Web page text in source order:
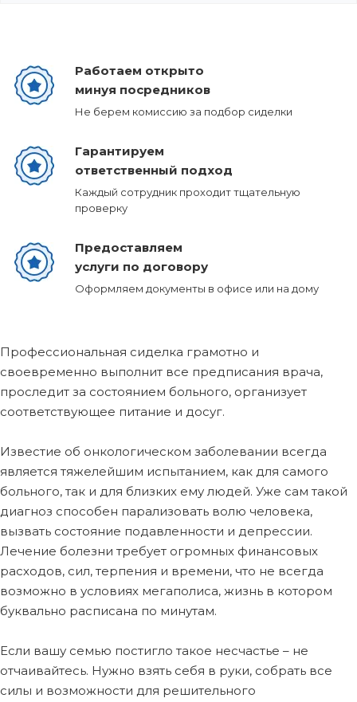
Работаем открыто
минуя посредников
Не берем комиссию за подбор сиделки
Гарантируем
ответственный подход
Каждый сотрудник проходит тщательную
проверку
Предоставляем
услуги по договору
Оформляем документы в офисе или на дому
Профессиональная сиделка грамотно и
своевременно выполнит все предписания врача,
проследит за состоянием больного, организует
соответствующее питание и досуг.
Известие об онкологическом заболевании всегда
является тяжелейшим испытанием, как для самого
больного, так и для близких ему людей. Уже сам такой
диагноз способен парализовать волю человека,
вызвать состояние подавленности и депрессии.
Лечение болезни требует огромных финансовых
расходов, сил, терпения и времени, что не всегда
возможно в условиях мегаполиса, жизнь в котором
буквально расписана по минутам.
Если вашу семью постигло такое несчастье – не
отчаивайтесь. Нужно взять себя в руки, собрать все
силы и возможности для решительного